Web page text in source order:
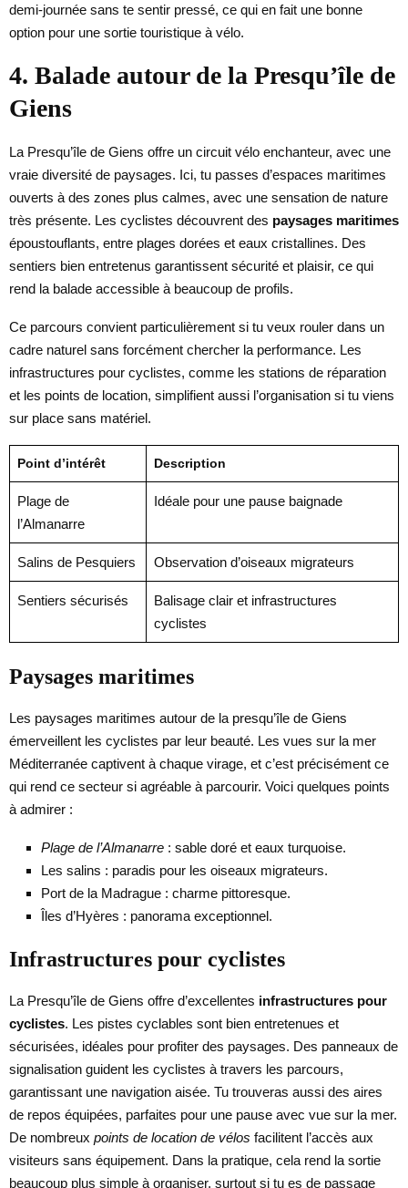
demi-journée sans te sentir pressé, ce qui en fait une bonne
option pour une sortie touristique à vélo.
4. Balade autour de la Presqu’île de
Giens
La Presqu’île de Giens offre un circuit vélo enchanteur, avec une
vraie diversité de paysages. Ici, tu passes d’espaces maritimes
ouverts à des zones plus calmes, avec une sensation de nature
très présente. Les cyclistes découvrent des paysages maritimes
époustouflants, entre plages dorées et eaux cristallines. Des
sentiers bien entretenus garantissent sécurité et plaisir, ce qui
rend la balade accessible à beaucoup de profils.
Ce parcours convient particulièrement si tu veux rouler dans un
cadre naturel sans forcément chercher la performance. Les
infrastructures pour cyclistes, comme les stations de réparation
et les points de location, simplifient aussi l’organisation si tu viens
sur place sans matériel.
Point d’intérêt Description
Plage de
l’Almanarre
Idéale pour une pause baignade
Salins de Pesquiers Observation d’oiseaux migrateurs
Sentiers sécurisés
Balisage clair et infrastructures
cyclistes
Paysages maritimes
Les paysages maritimes autour de la presqu’île de Giens
émerveillent les cyclistes par leur beauté. Les vues sur la mer
Méditerranée captivent à chaque virage, et c’est précisément ce
qui rend ce secteur si agréable à parcourir. Voici quelques points
à admirer :
Plage de l’Almanarre : sable doré et eaux turquoise.
Les salins : paradis pour les oiseaux migrateurs.
Port de la Madrague : charme pittoresque.
Îles d’Hyères : panorama exceptionnel.
Infrastructures pour cyclistes
La Presqu’île de Giens offre d’excellentes infrastructures pour
cyclistes. Les pistes cyclables sont bien entretenues et
sécurisées, idéales pour profiter des paysages. Des panneaux de
signalisation guident les cyclistes à travers les parcours,
garantissant une navigation aisée. Tu trouveras aussi des aires
de repos équipées, parfaites pour une pause avec vue sur la mer.
De nombreux points de location de vélos facilitent l’accès aux
visiteurs sans équipement. Dans la pratique, cela rend la sortie
beaucoup plus simple à organiser, surtout si tu es de passage